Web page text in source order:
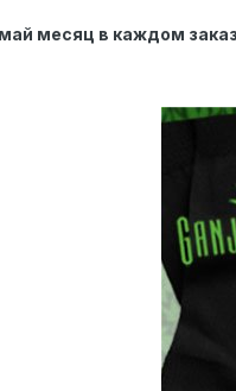
месяц в каждом